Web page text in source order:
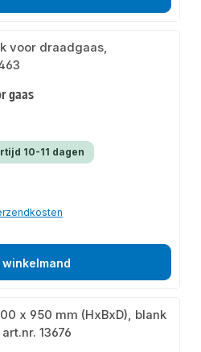
gaas
10-11 dagen
winkelmand